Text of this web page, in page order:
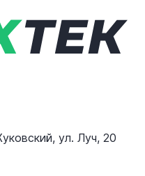
ул. Луч, 20